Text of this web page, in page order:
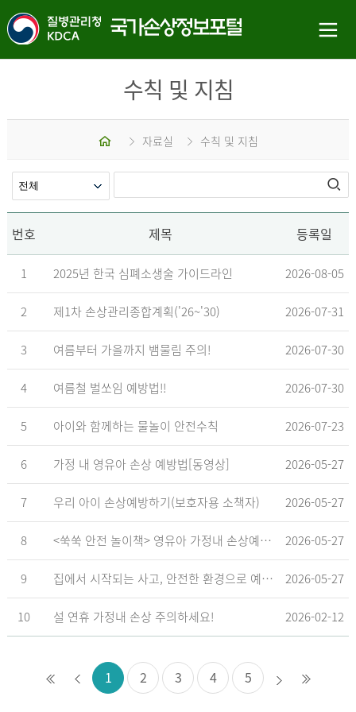
수칙 및 지침
자료실 수칙 및 지침
번호 제목 등록일
1 2025년 한국 심폐소생술 가이드라인 2026-08-05
2 제1차 손상관리종합계획('26~'30) 2026-07-31
3 여름부터 가을까지 뱀물림 주의! 2026-07-30
4 여름철 벌쏘임 예방법!! 2026-07-30
5 아이와 함께하는 물놀이 안전수칙 2026-07-23
6 가정 내 영유아 손상 예방법[동영상] 2026-05-27
7 우리 아이 손상예방하기(보호자용 소책자) 2026-05-27
8 <쑥쑥 안전 놀이책> 영유아 가정내 손상예방_영유아 놀이형 교육 교재 2026-05-27
9 집에서 시작되는 사고, 안전한 환경으로 예방해요 2026-05-27
10 설 연휴 가정내 손상 주의하세요! 2026-02-12
1 2 3 4 5